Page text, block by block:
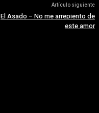
Artículo siguiente
El Asado – No me arrepiento de
este amor